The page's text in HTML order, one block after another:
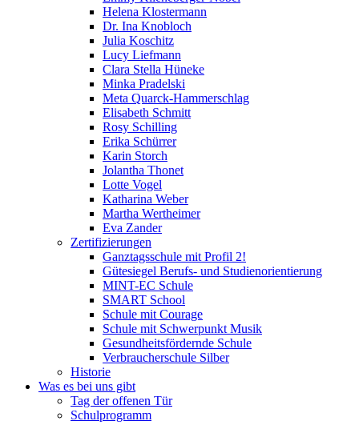
Helena Klostermann
Dr. Ina Knobloch
Julia Koschitz
Lucy Liefmann
Clara Stella Hüneke
Minka Pradelski
Meta Quarck-Hammerschlag
Elisabeth Schmitt
Rosy Schilling
Erika Schürrer
Karin Storch
Jolantha Thonet
Lotte Vogel
Katharina Weber
Martha Wertheimer
Eva Zander
Zertifizierungen
Ganztagsschule mit Profil 2!
Gütesiegel Berufs- und Studienorientierung
MINT-EC Schule
SMART School
Schule mit Courage
Schule mit Schwerpunkt Musik
Gesundheitsfördernde Schule
Verbraucherschule Silber
Historie
Was es bei uns gibt
Tag der offenen Tür
Schulprogramm